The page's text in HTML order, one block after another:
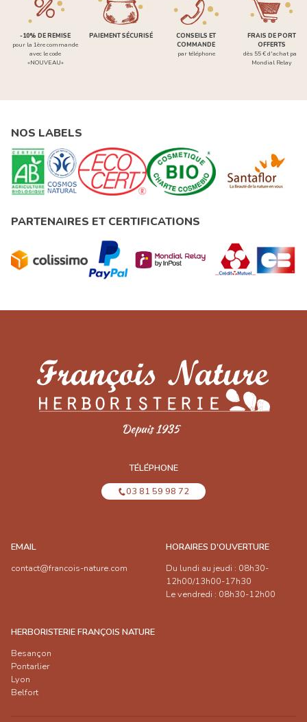
-10% DE REMISE
pour la 1ère commande
avec le code
«NOUVEAU»
PAIEMENT SÉCURISÉ
CONSEILS ET
COMMANDE
par téléphone
FRAIS DE PORT
OFFERTS
dès 55 € d'achat par
Mondial Relay
NOS LABELS
PARTENAIRES ET CERTIFICATIONS
TÉLÉPHONE
03 81 59 98 72
EMAIL
contact@francois-nature.com
HORAIRES D'OUVERTURE
Du lundi au jeudi : 08h30-
12h00/13h00-17h30
Le vendredi : 08h30-12h00
HERBORISTERIE FRANÇOIS NATURE
Besançon
Pontarlier
Lyon
Belfort